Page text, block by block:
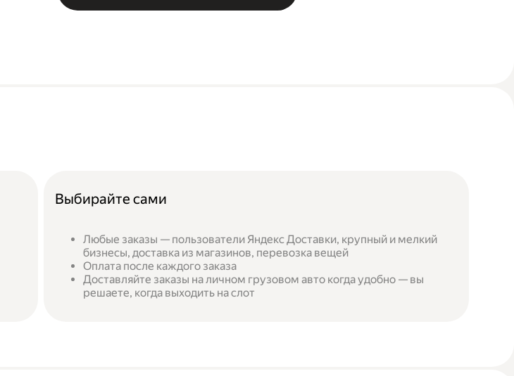
Выбирайте сами
Любые заказы — пользователи Яндекс Доставки, крупный и мелкий
бизнесы, доставка из магазинов, перевозка вещей
Оплата после каждого заказа
Доставляйте заказы на личном грузовом авто когда удобно — вы
решаете, когда выходить на слот